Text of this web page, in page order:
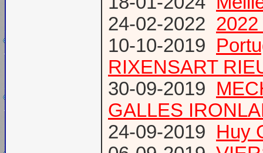
24-02-2022
10-10-2019
RIXENSART
30-09-2019
GALLES
24-09-2019 Huy